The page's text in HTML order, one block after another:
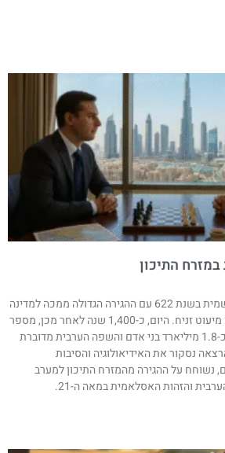
התיכון
האסלאם החל את דרכו הרשמית בשנת 622 עם ההגירה הגדולה ממכה למדינה
במזרח תיכון בו הערבים היוו מיעוט זניח. היום, כ-1,400 שנה לאחר מכן, מספר
המוסלמים בעולם עומד עד כ-1.8 מיליארד בני אדם והשפה הערבית מדוברת
איש. בהרצאה נסקור את האידיאולוגיה והסיבות
על ההגירה מהמזרח התיכון למערב
והזהות האסלאמית במאה ה-21.